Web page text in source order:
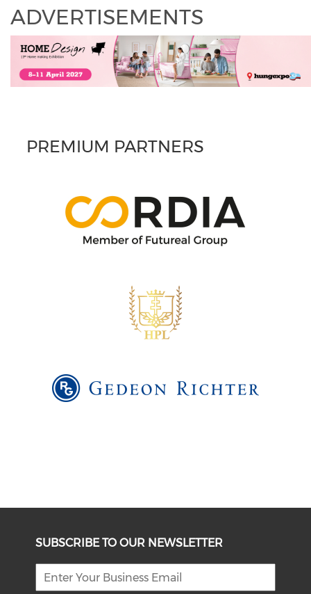
ADVERTISEMENTS
PREMIUM PARTNERS
SUBSCRIBE TO OUR NEWSLETTER